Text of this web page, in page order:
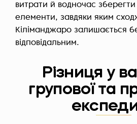
витрати й водночас зберегти
елементи, завдяки яким
Кіліманджаро залишається
відповідальним.
Різниця у
групової та